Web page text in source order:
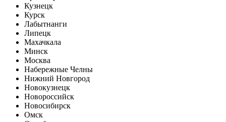
Кузнецк
Курск
Лабытнанги
Липецк
Махачкала
Минск
Москва
Набережные Челны
Нижний Новгород
Новокузнецк
Новороссийск
Новосибирск
Омск